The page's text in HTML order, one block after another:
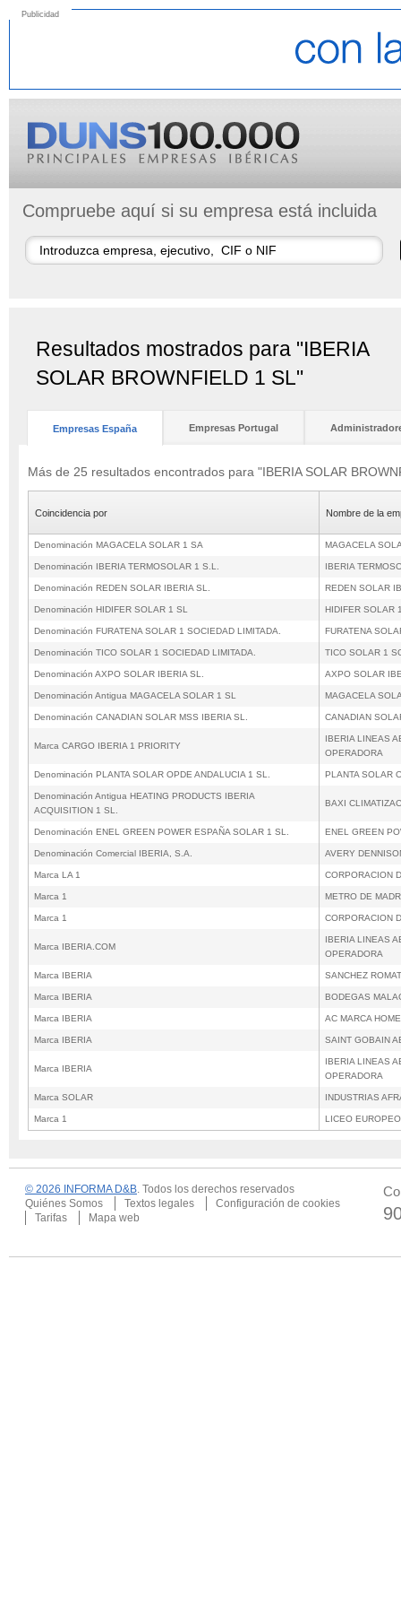
Publicidad
Compruebe aquí si su empresa está incluida
Resultados mostrados para "IBERIA
SOLAR BROWNFIELD 1 SL"
Empresas España Empresas Portugal
Más de 25 resultados encontrados para "IBERIA SOLAR
Coincidencia por Nombre de la
Denominación MAGACELA SOLAR 1 SA MAGACELA
Denominación IBERIA TERMOSOLAR 1 S.L. IBERIA
Denominación REDEN SOLAR IBERIA SL. REDEN SOLAR
Denominación HIDIFER SOLAR 1 SL HIDIFER SOLAR
Denominación FURATENA SOLAR 1 SOCIEDAD LIMITADA. FURATENA
Denominación TICO SOLAR 1 SOCIEDAD LIMITADA. TICO SOLAR 1
Denominación AXPO SOLAR IBERIA SL. AXPO SOLAR
Denominación Antigua MAGACELA SOLAR 1 SL MAGACELA
Denominación CANADIAN SOLAR MSS IBERIA SL. CANADIAN
Marca CARGO IBERIA 1 PRIORITY
IBERIA LINEAS
OPERADORA
Denominación PLANTA SOLAR OPDE ANDALUCIA 1 SL. PLANTA SOLAR
Denominación Antigua HEATING PRODUCTS IBERIA
ACQUISITION 1 SL.
BAXI
Denominación ENEL GREEN POWER ESPAÑA SOLAR 1 SL. ENEL GREEN
Denominación Comercial IBERIA, S.A. AVERY
Marca LA 1 CORPORACION
Marca 1 METRO DE
Marca 1 CORPORACION
Marca IBERIA.COM
IBERIA LINEAS
OPERADORA
Marca IBERIA SANCHEZ
Marca IBERIA BODEGAS
Marca IBERIA AC MARCA
Marca IBERIA SAINT GOBAIN
Marca IBERIA
IBERIA LINEAS
OPERADORA
Marca SOLAR INDUSTRIAS
Marca 1 LICEO
© 2026 INFORMA D&B. Todos los derechos reservados
Quiénes Somos
Textos legales
Configuración de cookies
Tarifas
Mapa web